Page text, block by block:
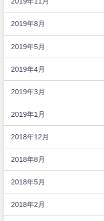
2019年8月
2019年5月
2019年4月
2019年3月
2019年1月
2018年12月
2018年8月
2018年5月
2018年2月